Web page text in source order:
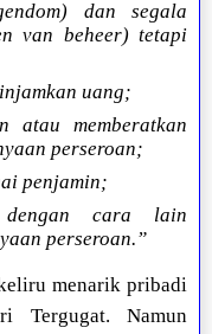
dan segala
van beheer) tetapi
uang;
atau memberatkan
perseroan;
penjamin;
cara lain
perseroan.”
menarik pribadi
Tergugat. Namun